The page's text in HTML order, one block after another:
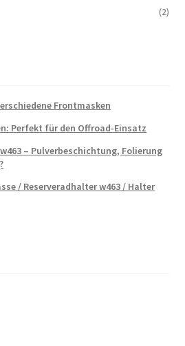
(2)
Frontmasken
Perfekt für den Offroad-Einsatz
– Pulverbeschichtung, Folierung
/ Reserveradhalter w463 / Halter